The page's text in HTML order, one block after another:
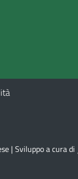
| Sviluppo a cura di